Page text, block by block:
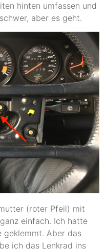
hinten umfassen und
aber es geht.
(roter Pfeil) mit
einfach. Ich hatte
geklemmt. Aber das
ich das Lenkrad ins